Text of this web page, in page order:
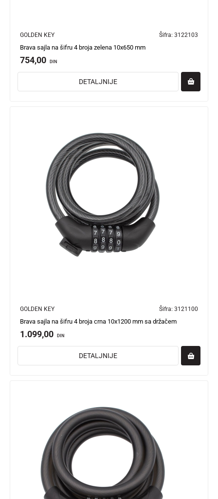
GOLDEN KEY Šifra: 3122103
Brava sajla na šifru 4 broja zelena 10x650 mm
754,00 DIN
DETALJNIJE
GOLDEN KEY Šifra: 3121100
Brava sajla na šifru 4 broja crna 10x1200 mm sa držačem
1.099,00 DIN
DETALJNIJE